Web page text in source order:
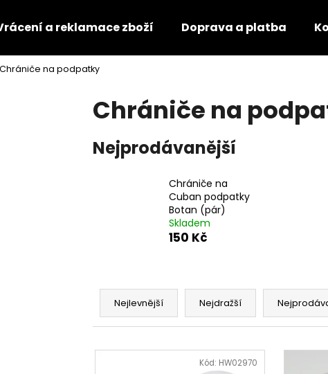
a reklamace zboží Doprava a platba
Chrániče na podpatky
Chrániče na
Nejprodávanější
Chrániče na
Cuban podpatky
Botan (pár)
Skladem
150 Kč
Ř
z
Nejlevnější Nejdražší
V
Kód: HW02970
HLEDAT
Doporučujeme